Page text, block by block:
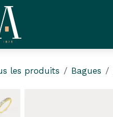
les produits Bagues